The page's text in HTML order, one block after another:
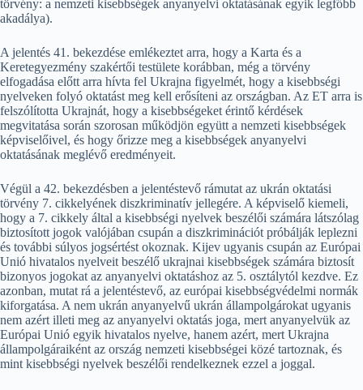
törvény: a nemzeti kisebbségek anyanyelvi oktatásának egyik legfőbb
akadálya).
A jelentés 41. bekezdése emlékeztet arra, hogy a Karta és a
Keretegyezmény szakértői testülete korábban, még a törvény
elfogadása előtt arra hívta fel Ukrajna figyelmét, hogy a kisebbségi
nyelveken folyó oktatást meg kell erősíteni az országban. Az ET arra is
felszólította Ukrajnát, hogy a kisebbségeket érintő kérdések
megvitatása során szorosan működjön együtt a nemzeti kisebbségek
képviselőivel, és hogy őrizze meg a kisebbségek anyanyelvi
oktatásának meglévő eredményeit.
Végül a 42. bekezdésben a jelentéstevő rámutat az ukrán oktatási
törvény 7. cikkelyének diszkriminatív jellegére. A képviselő kiemeli,
hogy a 7. cikkely által a kisebbségi nyelvek beszélői számára látszólag
biztosított jogok valójában csupán a diszkriminációt próbálják leplezni
és további súlyos jogsértést okoznak. Kijev ugyanis csupán az Európai
Unió hivatalos nyelveit beszélő ukrajnai kisebbségek számára biztosít
bizonyos jogokat az anyanyelvi oktatáshoz az 5. osztálytól kezdve. Ez
azonban, mutat rá a jelentéstevő, az európai kisebbségvédelmi normák
kiforgatása. A nem ukrán anyanyelvű ukrán állampolgárokat ugyanis
nem azért illeti meg az anyanyelvi oktatás joga, mert anyanyelvük az
Európai Unió egyik hivatalos nyelve, hanem azért, mert Ukrajna
állampolgáraiként az ország nemzeti kisebbségei közé tartoznak, és
mint kisebbségi nyelvek beszélői rendelkeznek ezzel a joggal.